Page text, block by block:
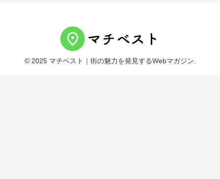
© 2025 マチベスト｜街の魅力を発見するWebマガジン.